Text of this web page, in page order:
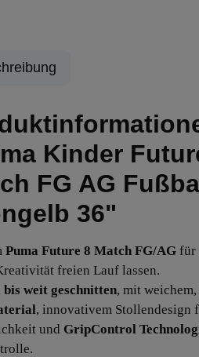
Kinder
FG AG
36"
Puma Future 8 Match FG/AG für
freien Lauf lassen.
weit geschnitten, mit
, innovativem Stollendesign
und GripControl